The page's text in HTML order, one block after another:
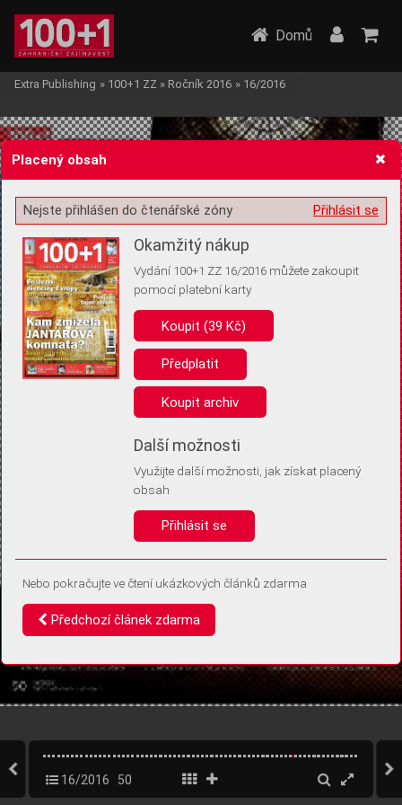
Žádost o souhlas s ukládáním volitelných informací
Pro základní fungování webu nepotřebujeme ukládat žádné informace
(tzv. cookies apod.). Rádi bychom vás ale požádali o souhlas s
uložením volitelných informací:
Anonymní unikátní ID
Díky němu příště poznáme, že se jedná o stejné zařízení, a
Identifikátor je zcela anonymní.
Vaše souhlasy a odmítnutí si ukládáme do vašeho zařízení, abychom se
vás už příště znovu neptali. Můžete je kdykoli později upravit ve Správě
Domů
Extra Publishing » 100+1 ZZ » Ročník 2016 » 16/2016
16/2016 50
Placený obsah
Přihlásit se
Nejste přihlášen do čtenářské zóny
Okamžitý nákup
Vydání 100+1 ZZ 16/2016 můžete zakoupit
pomocí platební karty
Koupit (39 Kč)
Předplatit
Koupit archiv
Další možnosti
Využijte další možnosti, jak získat placený
obsah
Přihlásit se
Nebo pokračujte ve čtení ukázkových článků zdarma
Předchozí článek zdarma